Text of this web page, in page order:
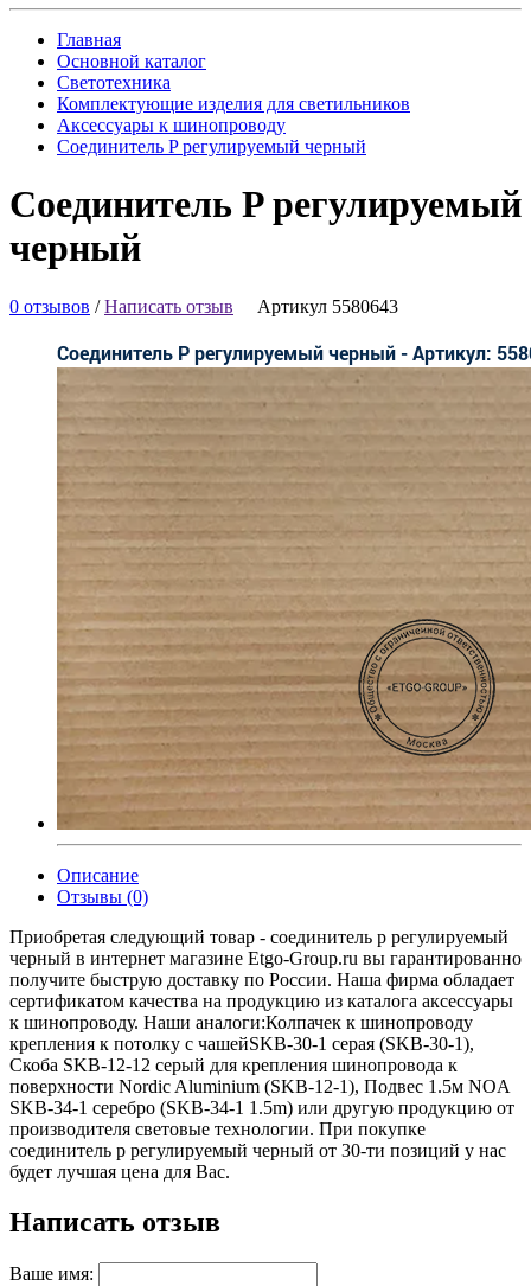
Главная
Основной каталог
Светотехника
Комплектующие изделия для светильников
Аксессуары к шинопроводу
Соединитель P регулируемый черный
Соединитель P регулируемый
черный
0 отзывов /Написать отзыв Артикул 5580643
Описание
Отзывы (0)
Приобретая следующий товар - соединитель p регулируемый
черный в интернет магазине Etgo-Group.ru вы гарантированно
получите быструю доставку по России. Наша фирма обладает
сертификатом качества на продукцию из каталога аксессуары
к шинопроводу. Наши аналоги:Колпачек к шинопроводу
крепления к потолку с чашейSKB-30-1 серая (SKB-30-1),
Скоба SKB-12-12 серый для крепления шинопровода к
поверхности Nordic Aluminium (SKB-12-1), Подвес 1.5м NOA
SKB-34-1 серебро (SKB-34-1 1.5m) или другую продукцию от
производителя световые технологии. При покупке
соединитель p регулируемый черный от 30-ти позиций у нас
будет лучшая цена для Вас.
Написать отзыв
Ваше имя: